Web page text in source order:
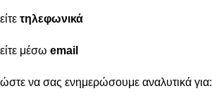
είτε τηλεφωνικά
είτε μέσω email
ώστε να σας ενημερώσουμε αναλυτικά για: